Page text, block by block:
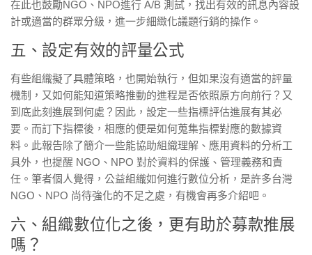
在此也鼓勵NGO、NPO進行 A/B 測試，找出有效的訊息內容設
計或適當的群眾分級，進一步細緻化議題行銷的操作。
五、設定有效的評量公式
有些組織擬了具體策略，也開始執行，但如果沒有適當的評量
機制，又如何能知道策略推動的進程是否依照原方向前行？又
到底此刻進展到何處？因此，設定一些指標評估進展有其必
要。而訂下指標後，相應的便是如何蒐集指標對應的數據資
料。此報告除了簡介一些能協助組織理解、應用資料的分析工
具外，也提醒 NGO、NPO 對於資料的保護、管理義務和責
任。筆者個人覺得，公益組織如何進行數位分析，是許多台灣
NGO、NPO 尚待強化的不足之處，有機會再多介紹吧。
六、組織數位化之後，更有助於募款推展
嗎？